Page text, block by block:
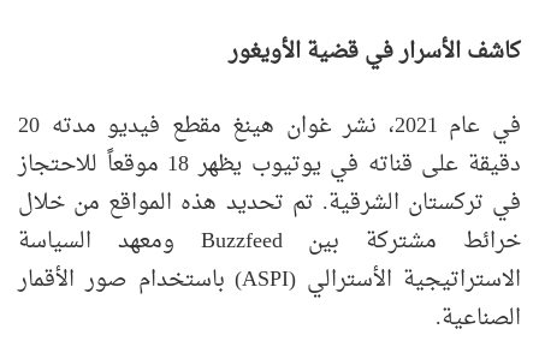
كاشف الأسرار في قضية الأويغور
في عام 2021، نشر غوان هينغ مقطع فيديو مدته 20
دقيقة على قناته في يوتيوب يظهر 18 موقعاً للاحتجاز
في تركستان الشرقية. تم تحديد هذه المواقع من خلال
خرائط مشتركة بين Buzzfeed ومعهد السياسة
الاستراتيجية الأسترالي (ASPI) باستخدام صور الأقمار
الصناعية.